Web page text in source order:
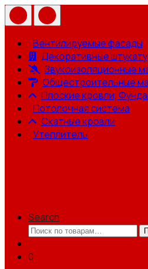
Вентилируемые фасады
Декоративные
Звукоизоляционные
Общестроительные
Плоские кровли,
Потолочная система
Скатные кровли
Утеплитель
Search
Искать:
0